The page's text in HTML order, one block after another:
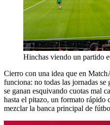
Hinchas viendo un partido
Cierro con una idea que en
funciona: no todas las jornadas
se ganan esquivando cuotas mal
hasta el pitazo, un formato rápido
mezclar la banca principal de